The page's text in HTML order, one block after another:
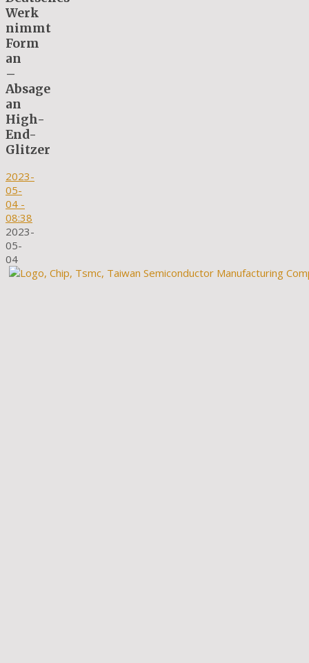
Werk
nimmt
Form
an
–
Absage
an
High-
End-
Glitzer
2023-
05-
04 -
08:38
2023-
05-
04